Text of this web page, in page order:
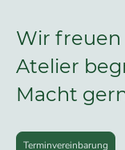
Wir freuen
Atelier
Macht
Terminvereinbarung